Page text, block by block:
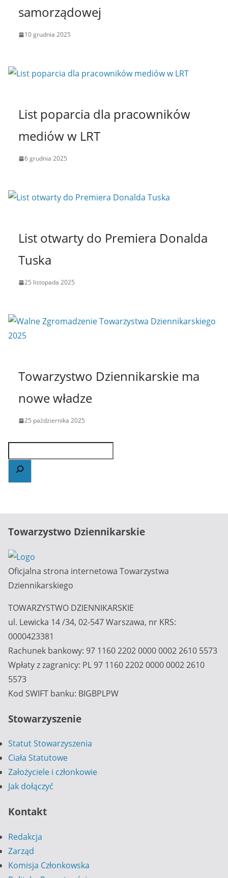
samorządowej
10 grudnia 2025
List poparcia dla pracowników
mediów w LRT
6 grudnia 2025
List otwarty do Premiera Donalda
Tuska
25 listopada 2025
Towarzystwo Dziennikarskie ma
nowe władze
25 października 2025
Towarzystwo Dziennikarskie
Oficjalna strona internetowa Towarzystwa
Dziennikarskiego
TOWARZYSTWO DZIENNIKARSKIE
ul. Lewicka 14 /34, 02-547 Warszawa, nr KRS:
0000423381
Rachunek bankowy: 97 1160 2202 0000 0002 2610 5573
Wpłaty z zagranicy: PL 97 1160 2202 0000 0002 2610
5573
Kod SWIFT banku: BIGBPLPW
Stowarzyszenie
Statut Stowarzyszenia
Ciała Statutowe
Założyciele i członkowie
Jak dołączyć
Kontakt
Redakcja
Zarząd
Komisja Członkowska